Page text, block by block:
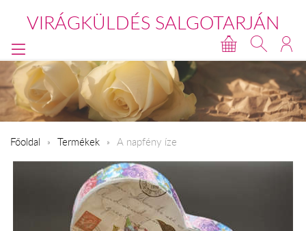
VIRÁGKÜLDÉS SALGOTARJÁN
Főoldal Termékek A napfény íze